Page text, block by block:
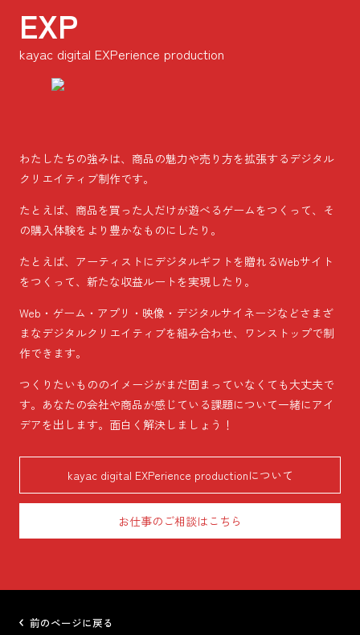
EXP
kayac digital EXPerience production
わたしたちの強みは、商品の魅力や売り方を拡張するデジタル
クリエイティブ制作です。
たとえば、商品を買った人だけが遊べるゲームをつくって、そ
の購入体験をより豊かなものにしたり。
たとえば、アーティストにデジタルギフトを贈れるWebサイト
をつくって、新たな収益ルートを実現したり。
Web・ゲーム・アプリ・映像・デジタルサイネージなどさまざ
まなデジタルクリエイティブを組み合わせ、ワンストップで制
作できます。
つくりたいもののイメージがまだ固まっていなくても大丈夫で
す。あなたの会社や商品が感じている課題について一緒にアイ
デアを出します。面白く解決しましょう！
kayac digital EXPerience productionについて
お仕事のご相談はこちら
前のページに戻る